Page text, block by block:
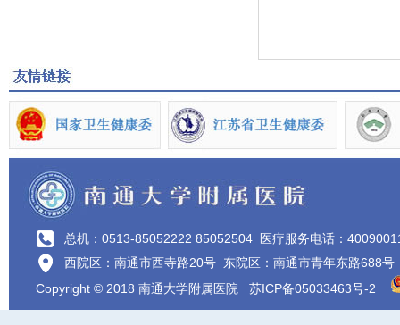
总机：0513-85052222 85052504 医疗服务电话：
西院区：南通市西寺路20号 东院区：南通市青年东路688号
Copyright © 2018 南通大学附属医院 苏ICP备05033463号-2